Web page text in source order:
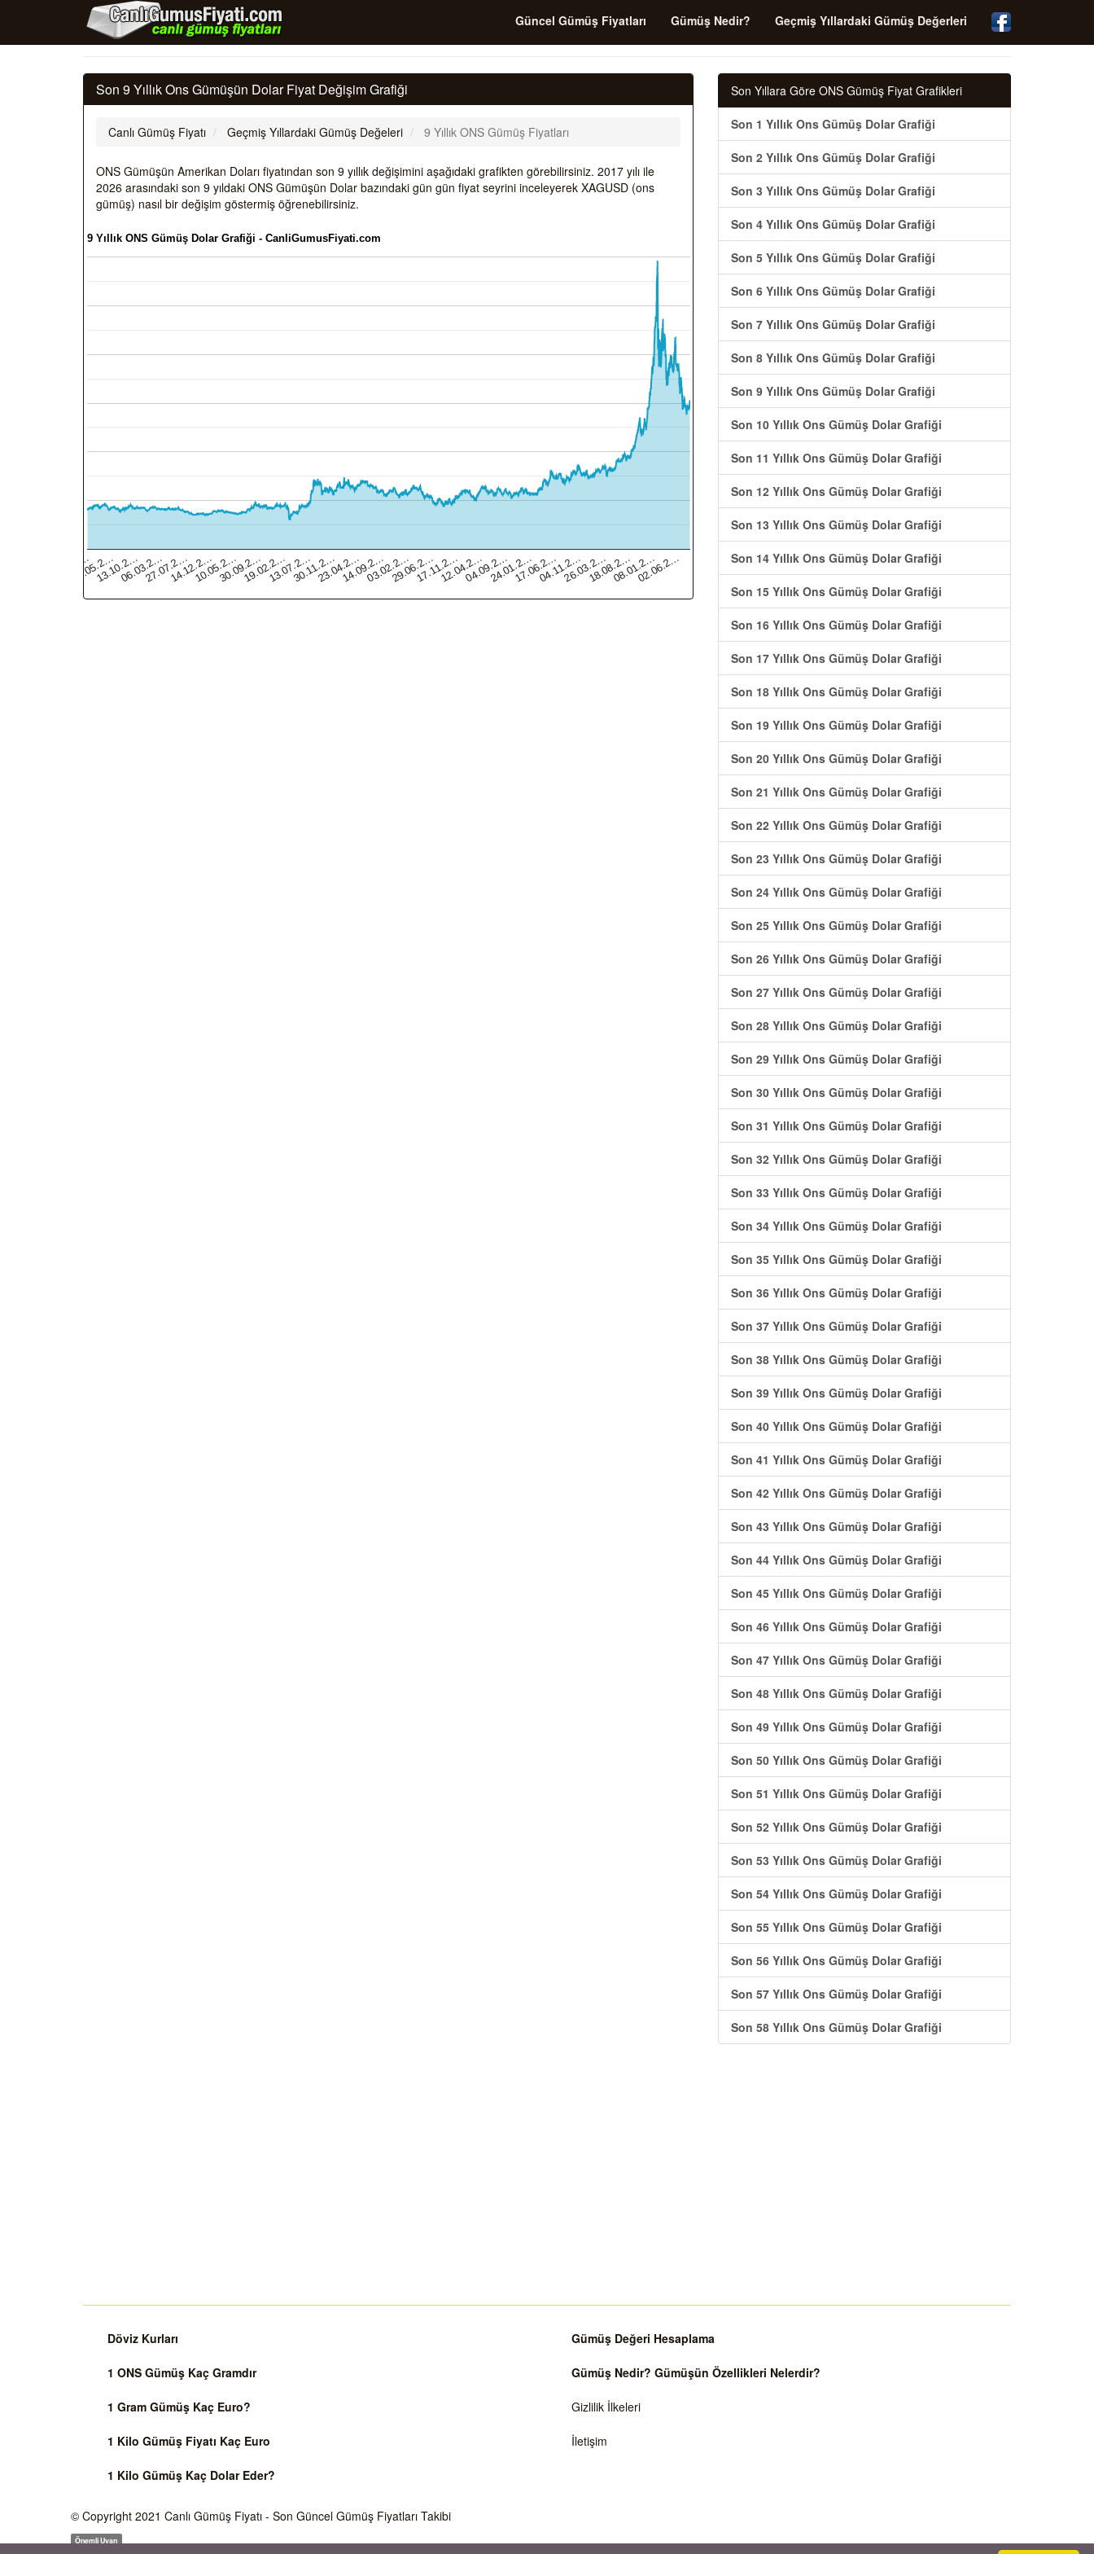
Güncel Gümüş Fiyatları Gümüş Nedir? Geçmiş Yıllardaki Gümüş Değerleri
Son 9 Yıllık Ons Gümüşün Dolar Fiyat Değişim Grafiği
Canlı Gümüş Fiyatı Geçmiş Yıllardaki Gümüş Değeleri 9 Yıllık ONS Gümüş Fiyatları
ONS Gümüşün Amerikan Doları fiyatından son 9 yıllık değişimini aşağıdaki grafikten görebilirsiniz. 2017 yılı ile
2026 arasındaki son 9 yıldaki ONS Gümüşün Dolar bazındaki gün gün fiyat seyrini inceleyerek XAGUSD (ons
gümüş) nasıl bir değişim göstermiş öğrenebilirsiniz.
9 Yıllık ONS Gümüş Dolar Grafiği - CanliGumusFiyati.com
03.01.2…25.05.2…
13.10.2…06.03.2…27.07.2…14.12.2…10.05.2…30.09.2…19.02.2…13.07.2…30.11.2…23.04.2…14.09.2…03.02.2…29.06.2…17.11.2…12.04.2…04.09.2…24.01.2…17.06.2…04.11.2…26.03.2…18.08.2…08.01.2…02.06.2…
Son Yıllara Göre ONS Gümüş Fiyat Grafikleri
Son 1 Yıllık Ons Gümüş Dolar Grafiği
Son 2 Yıllık Ons Gümüş Dolar Grafiği
Son 3 Yıllık Ons Gümüş Dolar Grafiği
Son 4 Yıllık Ons Gümüş Dolar Grafiği
Son 5 Yıllık Ons Gümüş Dolar Grafiği
Son 6 Yıllık Ons Gümüş Dolar Grafiği
Son 7 Yıllık Ons Gümüş Dolar Grafiği
Son 8 Yıllık Ons Gümüş Dolar Grafiği
Son 9 Yıllık Ons Gümüş Dolar Grafiği
Son 10 Yıllık Ons Gümüş Dolar Grafiği
Son 11 Yıllık Ons Gümüş Dolar Grafiği
Son 12 Yıllık Ons Gümüş Dolar Grafiği
Son 13 Yıllık Ons Gümüş Dolar Grafiği
Son 14 Yıllık Ons Gümüş Dolar Grafiği
Son 15 Yıllık Ons Gümüş Dolar Grafiği
Son 16 Yıllık Ons Gümüş Dolar Grafiği
Son 17 Yıllık Ons Gümüş Dolar Grafiği
Son 18 Yıllık Ons Gümüş Dolar Grafiği
Son 19 Yıllık Ons Gümüş Dolar Grafiği
Son 20 Yıllık Ons Gümüş Dolar Grafiği
Son 21 Yıllık Ons Gümüş Dolar Grafiği
Son 22 Yıllık Ons Gümüş Dolar Grafiği
Son 23 Yıllık Ons Gümüş Dolar Grafiği
Son 24 Yıllık Ons Gümüş Dolar Grafiği
Son 25 Yıllık Ons Gümüş Dolar Grafiği
Son 26 Yıllık Ons Gümüş Dolar Grafiği
Son 27 Yıllık Ons Gümüş Dolar Grafiği
Son 28 Yıllık Ons Gümüş Dolar Grafiği
Son 29 Yıllık Ons Gümüş Dolar Grafiği
Son 30 Yıllık Ons Gümüş Dolar Grafiği
Son 31 Yıllık Ons Gümüş Dolar Grafiği
Son 32 Yıllık Ons Gümüş Dolar Grafiği
Son 33 Yıllık Ons Gümüş Dolar Grafiği
Son 34 Yıllık Ons Gümüş Dolar Grafiği
Son 35 Yıllık Ons Gümüş Dolar Grafiği
Son 36 Yıllık Ons Gümüş Dolar Grafiği
Son 37 Yıllık Ons Gümüş Dolar Grafiği
Son 38 Yıllık Ons Gümüş Dolar Grafiği
Son 39 Yıllık Ons Gümüş Dolar Grafiği
Son 40 Yıllık Ons Gümüş Dolar Grafiği
Son 41 Yıllık Ons Gümüş Dolar Grafiği
Son 42 Yıllık Ons Gümüş Dolar Grafiği
Son 43 Yıllık Ons Gümüş Dolar Grafiği
Son 44 Yıllık Ons Gümüş Dolar Grafiği
Son 45 Yıllık Ons Gümüş Dolar Grafiği
Son 46 Yıllık Ons Gümüş Dolar Grafiği
Son 47 Yıllık Ons Gümüş Dolar Grafiği
Son 48 Yıllık Ons Gümüş Dolar Grafiği
Son 49 Yıllık Ons Gümüş Dolar Grafiği
Son 50 Yıllık Ons Gümüş Dolar Grafiği
Son 51 Yıllık Ons Gümüş Dolar Grafiği
Son 52 Yıllık Ons Gümüş Dolar Grafiği
Son 53 Yıllık Ons Gümüş Dolar Grafiği
Son 54 Yıllık Ons Gümüş Dolar Grafiği
Son 55 Yıllık Ons Gümüş Dolar Grafiği
Son 56 Yıllık Ons Gümüş Dolar Grafiği
Son 57 Yıllık Ons Gümüş Dolar Grafiği
Son 58 Yıllık Ons Gümüş Dolar Grafiği
Döviz Kurları
1 ONS Gümüş Kaç Gramdır
1 Gram Gümüş Kaç Euro?
1 Kilo Gümüş Fiyatı Kaç Euro
1 Kilo Gümüş Kaç Dolar Eder?
Gümüş Değeri Hesaplama
Gümüş Nedir? Gümüşün Özellikleri Nelerdir?
Gizlilik İlkeleri
İletişim
© Copyright 2021 Canlı Gümüş Fiyatı - Son Güncel Gümüş Fiyatları Takibi
Önemli Uyarı